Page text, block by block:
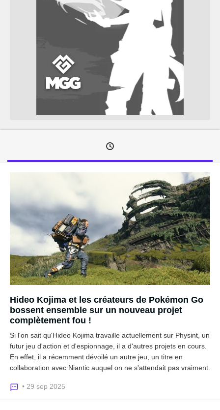
Hideo Kojima et les créateurs de Pokémon Go
bossent ensemble sur un nouveau projet
complètement fou !
Si l'on sait qu'Hideo Kojima travaille actuellement sur Physint, un
futur jeu d'action et d'espionnage, il a d'autres projets en cours.
En effet, il a récemment dévoilé un autre jeu, un titre en
collaboration avec Niantic auquel on ne s'attendait pas vraiment.
• 29 sep 2025